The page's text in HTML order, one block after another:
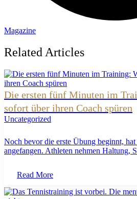
Magazine
Related Articles
Die ersten fünf Minuten im
sofort über ihren Coach spüren
Uncategorized
Noch bevor die erste Übung beginnt,
angefangen. Athleten nehmen Haltung,
Read More